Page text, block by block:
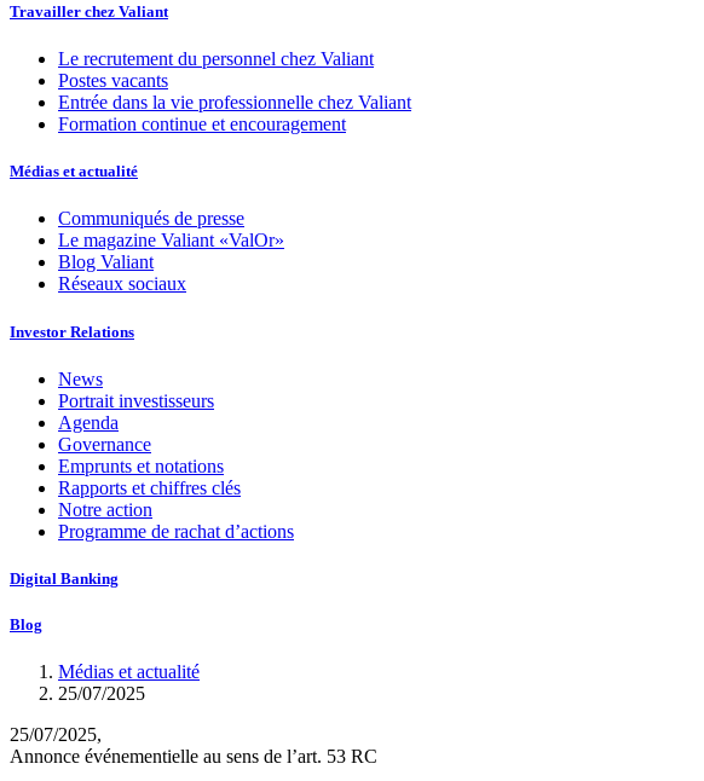
Travailler chez Valiant
Le recrutement du personnel chez Valiant
Postes vacants
Entrée dans la vie professionnelle chez Valiant
Formation continue et encouragement
Médias et actualité
Communiqués de presse
Le magazine Valiant «ValOr»
Blog Valiant
Réseaux sociaux
Investor Relations
News
Portrait investisseurs
Agenda
Governance
Emprunts et notations
Rapports et chiffres clés
Notre action
Programme de rachat d’actions
Digital Banking
Blog
Médias et actualité
25/07/2025
25/07/2025,
Annonce événementielle au sens de l’art. 53 RC